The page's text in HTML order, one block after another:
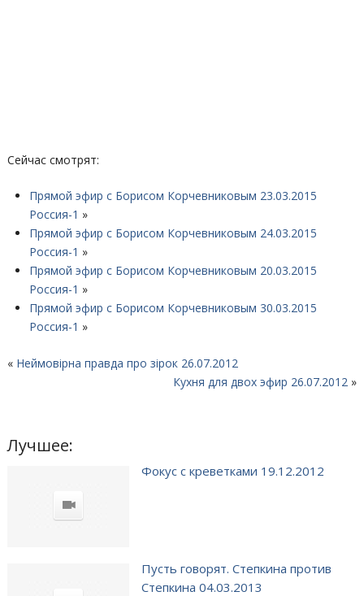
Сейчас смотрят:
Прямой эфир с Борисом Корчевниковым 23.03.2015
Россия-1 »
Прямой эфир с Борисом Корчевниковым 24.03.2015
Россия-1 »
Прямой эфир с Борисом Корчевниковым 20.03.2015
Россия-1 »
Прямой эфир с Борисом Корчевниковым 30.03.2015
Россия-1 »
« Неймовірна правда про зірок 26.07.2012
Кухня для двох эфир 26.07.2012 »
Лучшее:
Фокус с креветками 19.12.2012
Пусть говорят. Степкина против
Степкина 04.03.2013